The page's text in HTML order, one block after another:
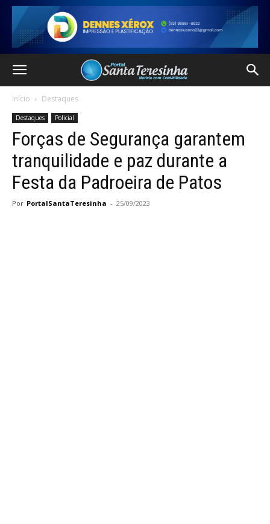
Início Destaques
Destaques Policial
Forças de Segurança garantem
tranquilidade e paz durante a
Festa da Padroeira de Patos
Por PortalSantaTeresinha - 25/09/2023